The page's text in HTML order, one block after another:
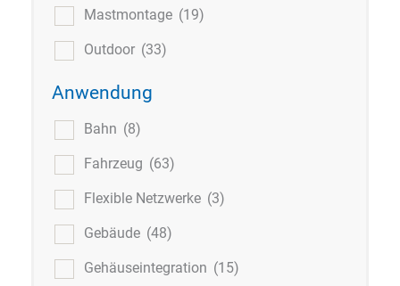
Mastmontage (19)
Outdoor (33)
Anwendung
Bahn (8)
Fahrzeug (63)
Flexible Netzwerke (3)
Gebäude (48)
Gehäuseintegration (15)